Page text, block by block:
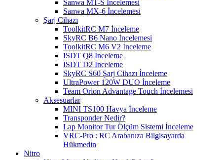
Sanwa MT-S İncelemesi
Sanwa MX-6 İncelemesi
Şarj Cihazı
ToolkitRC M7 İnceleme
SkyRC B6 Nano İncelemesi
ToolkitRC M6 V2 İnceleme
ISDT Q8 İnceleme
ISDT D2 İnceleme
SkyRC S60 Şarj Cihazı İnceleme
UltraPower 120W DUO İnceleme
Team Orion Advantage Touch İncelemesi
Aksesuarlar
MINI TS100 Havya İnceleme
Transponder Nedir?
Lap Monitor Tur Ölçüm Sistemi İnceleme
VRC-Pro : RC Arabanıza Bilgisayarda
Hükmedin
Nitro